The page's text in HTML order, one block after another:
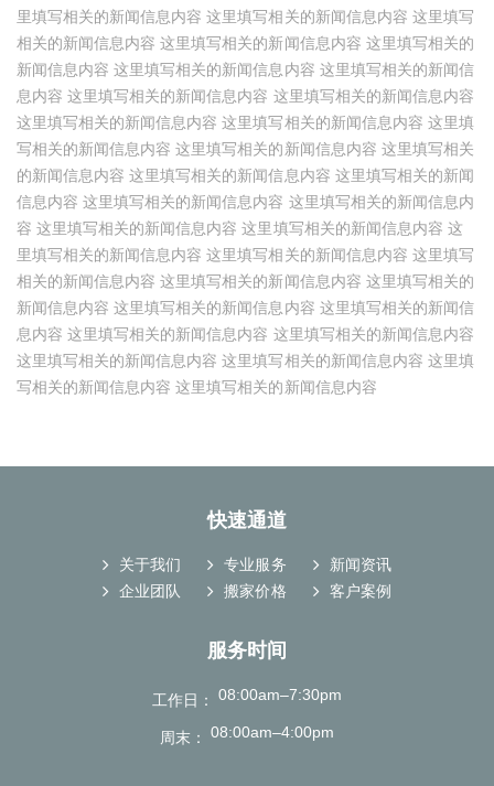
里填写相关的新闻信息内容 这里填写相关的新闻信息内容 这里填写
相关的新闻信息内容 这里填写相关的新闻信息内容 这里填写相关的
新闻信息内容 这里填写相关的新闻信息内容 这里填写相关的新闻信
息内容 这里填写相关的新闻信息内容 这里填写相关的新闻信息内容
这里填写相关的新闻信息内容 这里填写相关的新闻信息内容 这里填
写相关的新闻信息内容 这里填写相关的新闻信息内容 这里填写相关
的新闻信息内容 这里填写相关的新闻信息内容 这里填写相关的新闻
信息内容 这里填写相关的新闻信息内容 这里填写相关的新闻信息内
容 这里填写相关的新闻信息内容 这里填写相关的新闻信息内容 这
里填写相关的新闻信息内容 这里填写相关的新闻信息内容 这里填写
相关的新闻信息内容 这里填写相关的新闻信息内容 这里填写相关的
新闻信息内容 这里填写相关的新闻信息内容 这里填写相关的新闻信
息内容 这里填写相关的新闻信息内容 这里填写相关的新闻信息内容
这里填写相关的新闻信息内容 这里填写相关的新闻信息内容 这里填
写相关的新闻信息内容 这里填写相关的新闻信息内容
快速通道
关于我们
企业团队
专业服务
搬家价格
新闻资讯
客户案例
服务时间
工作日 08:00am–7:30pm
周末 08:00am–4:00pm